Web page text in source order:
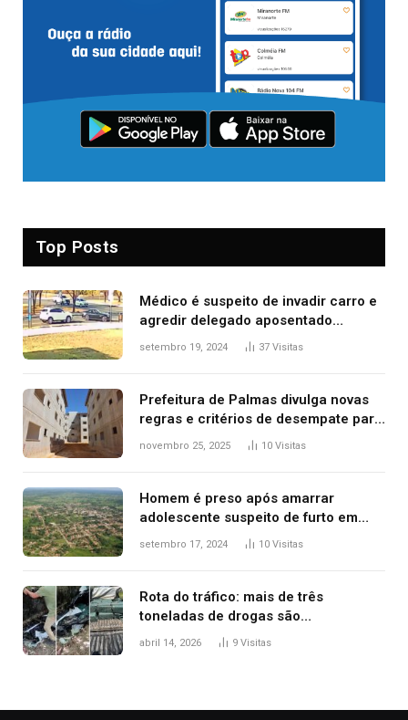
Top Posts
Médico é suspeito de invadir carro e
agredir delegado aposentado
durante confusão no trânsito
setembro 19, 2024 37 Visitas
Prefeitura de Palmas divulga novas
regras e critérios de desempate para
seleção de famílias no Minha Casa,
novembro 25, 2025 10 Visitas
Homem é preso após amarrar
adolescente suspeito de furto em
estaca de cerca e agredi-lo
setembro 17, 2024 10 Visitas
Rota do tráfico: mais de três
toneladas de drogas são
apreendidas no TO em três meses
abril 14, 2026 9 Visitas